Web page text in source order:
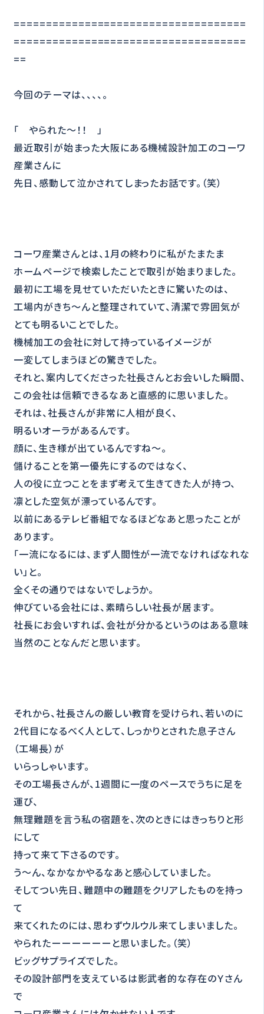
====================================
====================================
==
今回のテーマは、、、、。
「 やられた～！！ 」
最近取引が始まった大阪にある機械設計加工のコーワ
産業さんに
先日、感動して泣かされてしまったお話です。（笑）
コーワ産業さんとは、1月の終わりに私がたまたま
ホームページで検索したことで取引が始まりました。
最初に工場を見せていただいたときに驚いたのは、
工場内がきち～んと整理されていて、清潔で雰囲気が
とても明るいことでした。
機械加工の会社に対して持っているイメージが
一変してしまうほどの驚きでした。
それと、案内してくださった社長さんとお会いした瞬間、
この会社は信頼できるなあと直感的に思いました。
それは、社長さんが非常に人相が良く、
明るいオーラがあるんです。
顔に、生き様が出ているんですね～。
儲けることを第一優先にするのではなく、
人の役に立つことをまず考えて生きてきた人が持つ、
凛とした空気が漂っているんです。
以前にあるテレビ番組でなるほどなあと思ったことが
あります。
「一流になるには、まず人間性が一流でなければなれな
い」と。
全くその通りではないでしょうか。
伸びている会社には、素晴らしい社長が居ます。
社長にお会いすれば、会社が分かるというのはある意味
当然のことなんだと思います。
それから、社長さんの厳しい教育を受けられ、若いのに
2代目になるべく人として、しっかりとされた息子さん
（工場長）が
いらっしゃいます。
その工場長さんが、1週間に一度のペースでうちに足を
運び、
無理難題を言う私の宿題を、次のときにはきっちりと形
にして
持って来て下さるのです。
う～ん、なかなかやるなあと感心していました。
そしてつい先日、難題中の難題をクリアしたものを持っ
て
来てくれたのには、思わずウルウル来てしまいました。
やられたーーーーーーと思いました。（笑）
ビッグサプライズでした。
その設計部門を支えているは影武者的な存在のＹさん
で